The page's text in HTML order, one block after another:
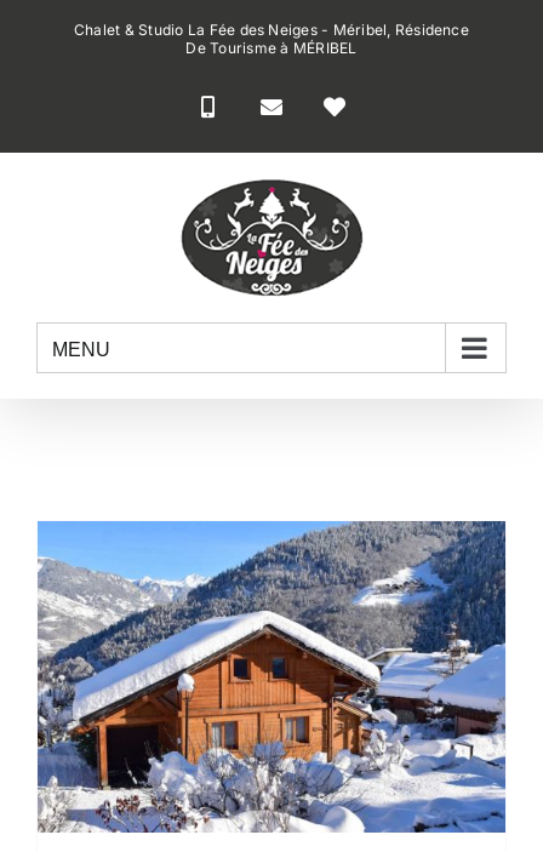
Chalet & Studio La Fée des Neiges - Méribel, Résidence
De Tourisme à MÉRIBEL
MENU